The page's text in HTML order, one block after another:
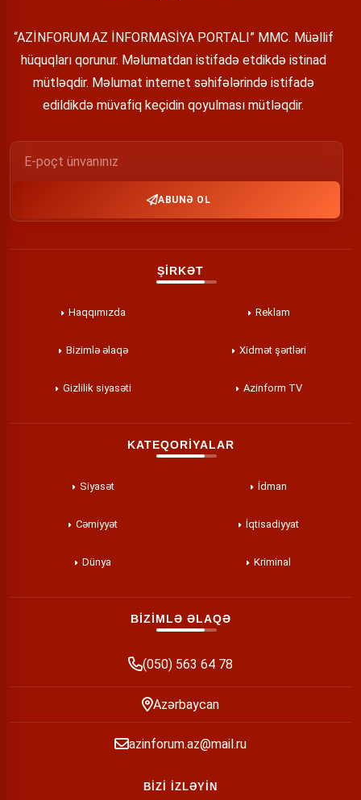
“AZİNFORUM.AZ İNFORMASİYA PORTALI” MMC. Müəllif
hüquqları qorunur. Məlumatdan istifadə etdikdə istinad
mütləqdir. Məlumat internet səhifələrində istifadə
edildikdə müvafiq keçidin qoyulması mütləqdir.
ABUNƏ OL
ŞİRKƏT
Haqqımızda Reklam
Bizimlə əlaqə Xidmət şərtləri
Gizlilik siyasəti Azinform TV
KATEQORİYALAR
Siyasət İdman
Cəmiyyət İqtisadiyyat
Dünya Kriminal
BİZİMLƏ ƏLAQƏ
(050) 563 64 78
Azərbaycan
azinforum.az@mail.ru
BİZİ İZLƏYİN